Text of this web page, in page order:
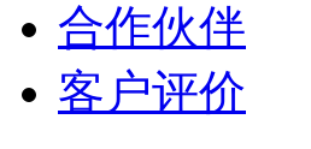
合作伙伴
客户评价